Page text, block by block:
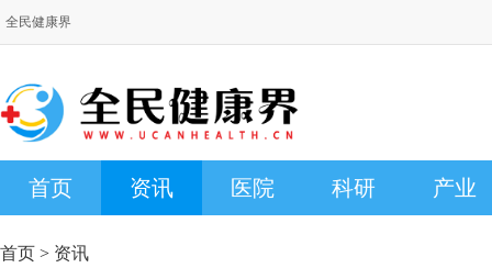
全民健康界
首页 资讯 医院 科研 产业
首页 > 资讯